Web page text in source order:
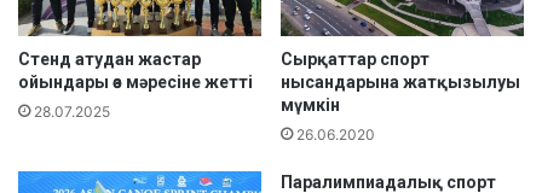
у
р
н
и
р
а
с
ы
н
д
Стенд атудан жастар
ойындары өз мәресіне жетті
28.07.2025
Сырқаттар спорт
нысандарына жатқызылуы
мүмкін
26.06.2020
Паралимпиадалық спорт